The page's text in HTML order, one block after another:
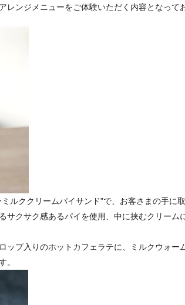
レンジメニューをご体験いただく内容となって
ルククリームパイサンド”で、 お客さまの手に
サクサク感あるパイを使用、中に挟むクリーム
ップ入りのホットカフェラテに、 ミルクウォー
。